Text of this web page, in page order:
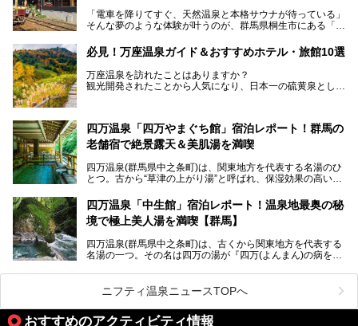
今回はそんな「亀の井ホテル 草津リゾート」を徹底レポー
───
提供元：アイコニア・ホスピタリティ株式会社【PR】
この記事は亀の井ホテル 草津リゾートのPR記事です。
「電車を降りてすぐ、天然温泉と本格サウナが待っている」
そんな夢のような体験が叶うのが、群馬県桐生市にある「駅
日帰り温泉の「水沼の湯」と宿泊もできる「サウナの森」、
２つのエリアがあります。
今回は、その中でも特にユニークな駅直結の「水沼の湯」の
魅力に焦点を当て、温泉好き、サウナー、そして電車旅好き
必見！万座温泉ガイド＆おすすめホテル・旅館10選
万座温泉を訪れたことはありますか？
観光開発されたことから人気になり、日本一の硫黄泉として
も多いかもしれません。
そこで筆者である私が実際に行ってみました！万座温泉の楽
しみ方や周辺の観光地を解説します。
また、日帰り入浴できる温泉から混浴可能な温泉まで、おす
すめの入浴施設もご紹介します！
四万温泉「四万やまぐち館」宿泊レポート！群馬の
老舗宿で絶景露天＆美肌湯を満喫
四万温泉(群馬県中之条町)は、関東地方を代表する名湯のひ
とつ。古から“草津の上がり湯”と呼ばれ、保湿効果の高い美
「四万やまぐち館」は、この地を代表する旅館の一つ。日帰
り入浴も可能ですが、やはり宿泊してじっくり楽しむのがベ
肌湯をはじめ、館内の魅力をたっぷりとご紹介します！
四万温泉「中生館」宿泊レポート！温泉地最奥の秘
境で極上美人湯を満喫【群馬】
四万温泉(群馬県中之条町)は、古くから関東地方を代表する
名湯の一つ。その名は四万の湯が『四万(よんまん)の病を癒
観光客で賑わう人気温泉地です。
「中生館」は四万温泉最奥に位置し、秘境感漂う老舗宿。泉
質の良さ(特に美人湯効果)に定評があり、知る人ぞ知る穴場
的存在です。今回は筆者自ら宿泊し、自慢の温泉をはじめ食
ニフティ温泉ニュースTOPへ
おすすめのアクティビティ情報